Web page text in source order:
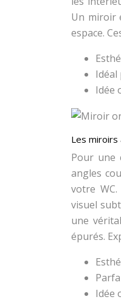
Un miroir
espace.
Idée
Les miroirs
Pour une
angles
votre
visuel
une
épurés.
Idée